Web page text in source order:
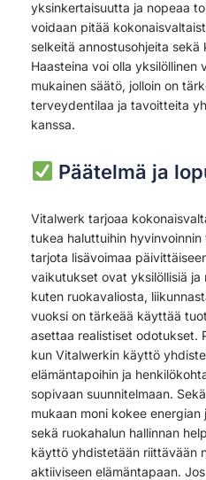
yksinkertaisuutta ja nopeaa
voidaan pitää
selkeitä annostusohjeita sekä
Haasteina voi olla yksilöllinen
mukainen säätö, jolloin on
terveydentilaa ja tavoitteita
kanssa.
Päätelmä ja
Vitalwerk tarjoaa
tukea haluttuihin hyvinvoinnin
tarjota lisävoimaa
vaikutukset ovat yksilöllisiä
kuten ruokavaliosta,
vuoksi on tärkeää käyttää
asettaa realistiset odotukset.
kun Vitalwerkin käyttö
elämäntapoihin ja
sopivaan suunnitelmaan.
mukaan moni kokee
sekä ruokahalun hallinnan
käyttö yhdistetään riittävään
aktiiviseen elämäntapaan.